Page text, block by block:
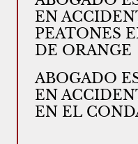
EN
PEATONES
DE ORANGE
ABOGADO
EN
EN EL